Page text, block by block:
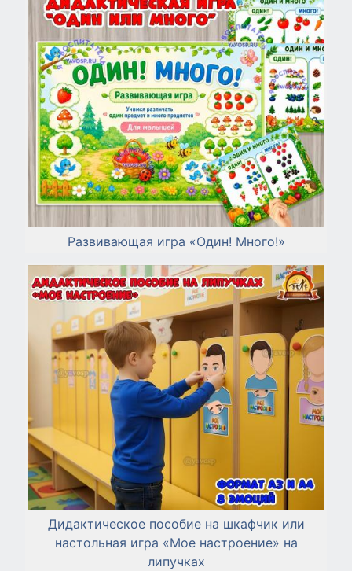
Развивающая игра «Один! Много!»
Дидактическое пособие на шкафчик или
настольная игра «Мое настроение» на
липучках